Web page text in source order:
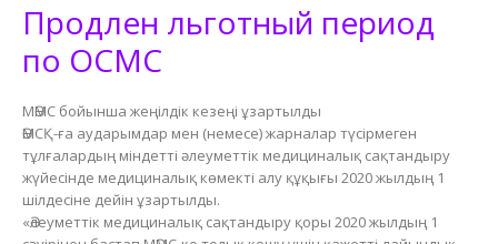
Продлен льготный период
по ОСМС
МӘМС бойынша жеңілдік кезеңі ұзартылды
ӘМСҚ-ға аударымдар мен (немесе) жарналар түсірмеген
тұлғалардың міндетті әлеуметтік медициналық сақтандыру
жүйесінде медициналық көмекті алу құқығы 2020 жылдың 1
шілдесіне дейін ұзартылды.
«Әлеуметтік медициналық сақтандыру қоры 2020 жылдың 1